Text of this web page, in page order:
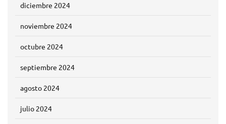
diciembre 2024
noviembre 2024
octubre 2024
septiembre 2024
agosto 2024
julio 2024